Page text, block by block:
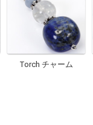
Torch チャーム